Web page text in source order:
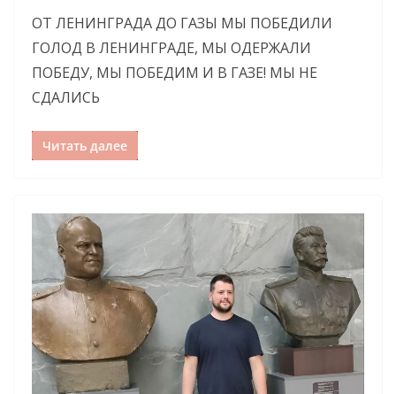
ОТ ЛЕНИНГРАДА ДО ГАЗЫ МЫ ПОБЕДИЛИ
ГОЛОД В ЛЕНИНГРАДЕ, МЫ ОДЕРЖАЛИ
ПОБЕДУ, МЫ ПОБЕДИМ И В ГАЗЕ! МЫ НЕ
СДАЛИСЬ
Читать далее